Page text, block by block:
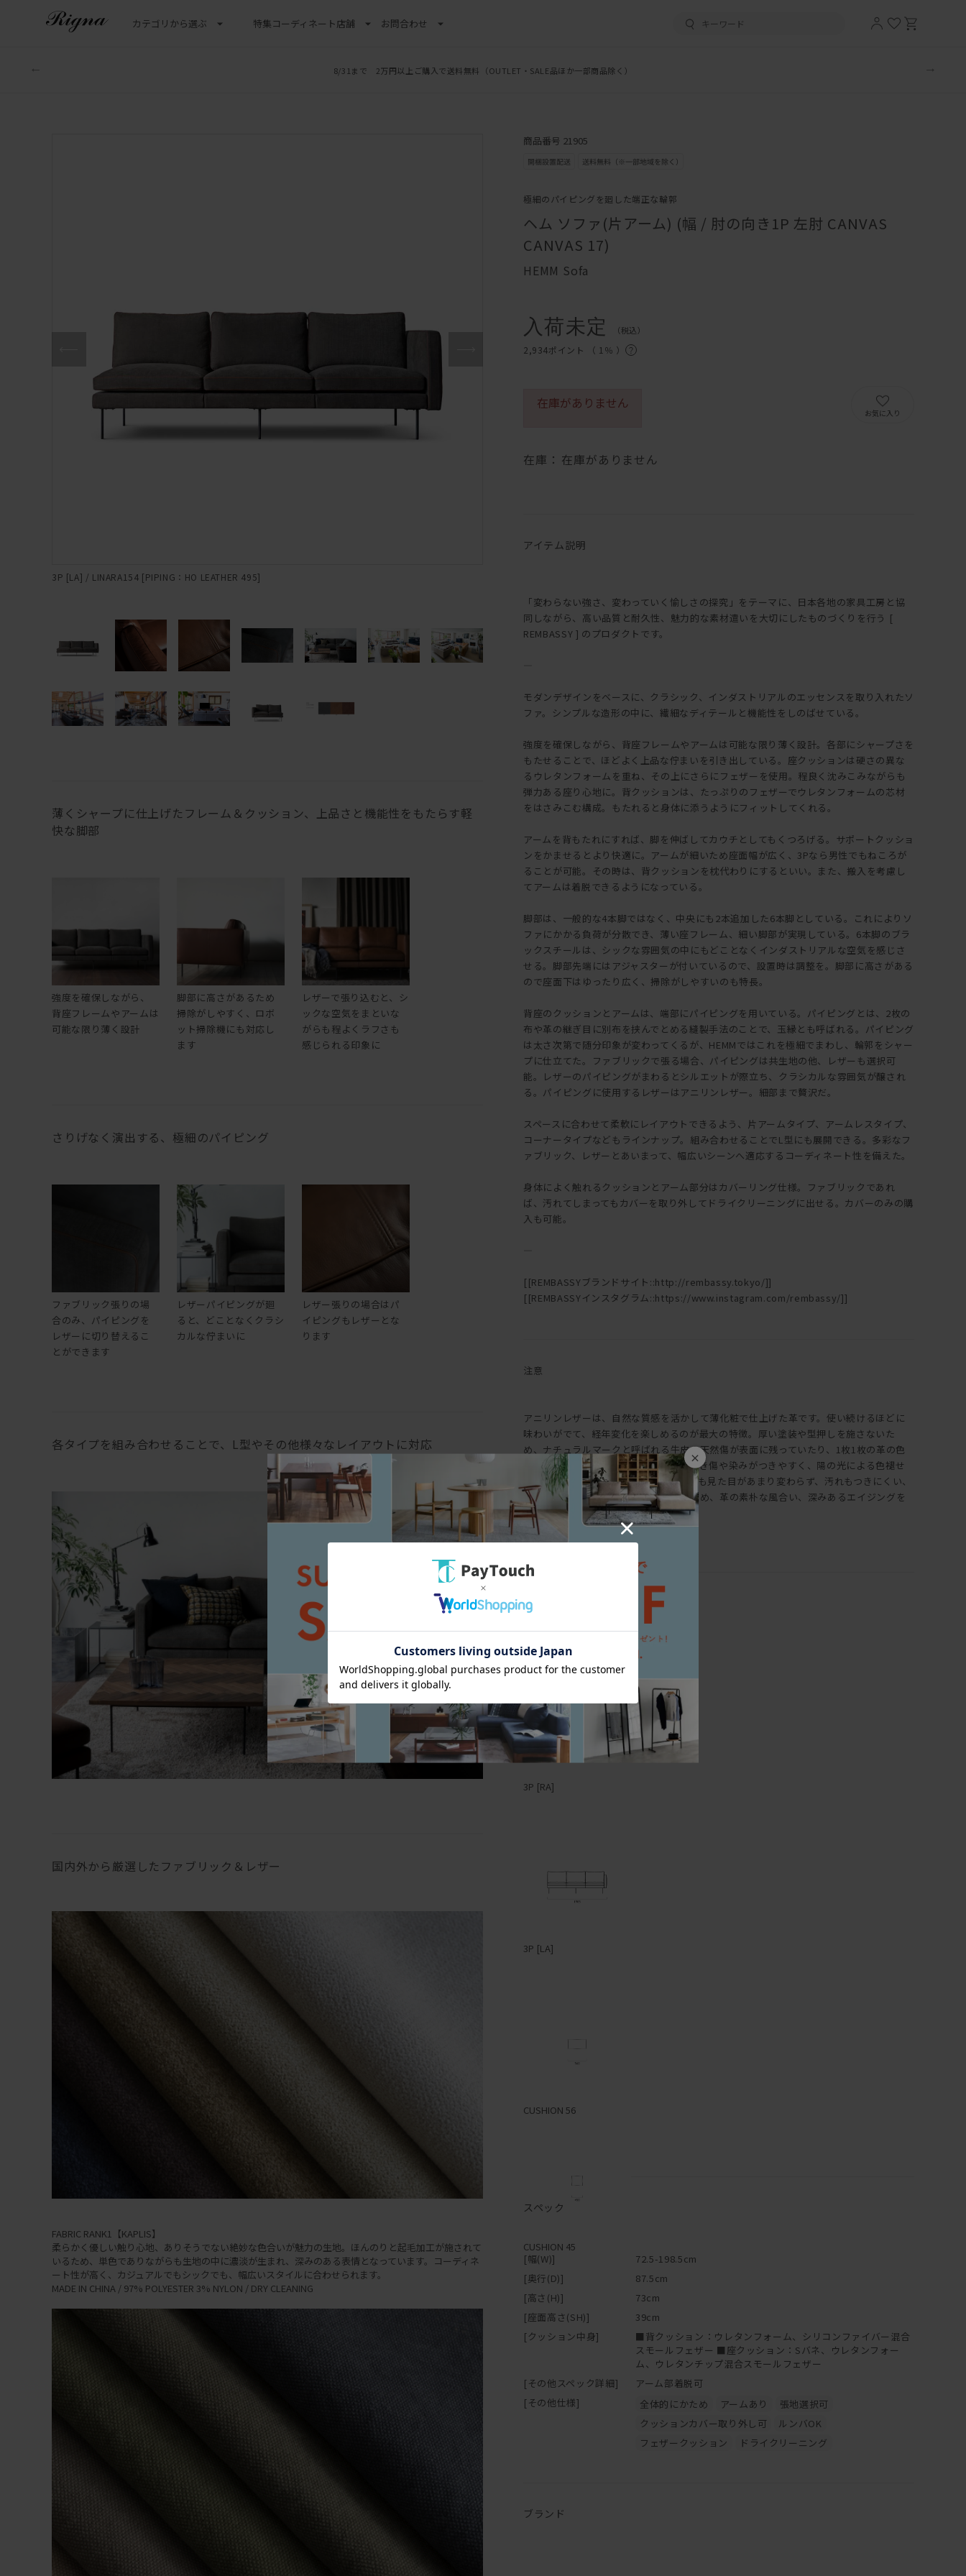
カテゴリから選ぶ 特集コーディネート店舗 お問合わせ
×
8/31まで 2万円以上ご購入で送料無料 （OUTLET・SALE品ほか一部商品除く）
3P [LA] / LINARA154 [PIPING：HO LEATHER 495]
薄くシャープに仕上げたフレーム＆クッション、上品さと機能性をもたらす軽
快な脚部
強度を確保しながら、
背座フレームやアームは
可能な限り薄く設計
脚部に高さがあるため
掃除がしやすく、ロボ
ット掃除機にも対応し
ます
レザーで張り込むと、シ
ックな空気をまといな
がらも程よくラフさも
感じられる印象に
さりげなく演出する、極細のパイピング
ファブリック張りの場
合のみ、パイピングを
レザーに切り替えるこ
とができます
レザーパイピングが廻
ると、どことなくクラシ
カルな佇まいに
レザー張りの場合はパ
イピングもレザーとな
ります
各タイプを組み合わせることで、L型やその他様々なレイアウトに対応
国内外から厳選したファブリック＆レザー
FABRIC RANK1【KAPLIS】
柔らかく優しい触り心地、ありそうでない絶妙な色合いが魅力の生地。ほんのりと起毛加工が施されて
いるため、単色でありながらも生地の中に濃淡が生まれ、深みのある表情となっています。コーディネ
ート性が高く、カジュアルでもシックでも、幅広いスタイルに合わせられます。
MADE IN CHINA / 97% POLYESTER 3% NYLON / DRY CLEANING
商品番号 21905
極細のパイピングを廻した端正な輪郭
ヘム ソファ(片アーム) (幅 / 肘の向き1P 左肘 CANVAS
CANVAS 17)
HEMM Sofa
入荷未定 （税込）
2,934ポイント （ 1％ ）
在庫： 在庫がありません
在庫がありません
お気に入り
アイテム説明
「変わらない強さ、変わっていく愉しさの探究」をテーマに、日本各地の家具工房と協
同しながら、高い品質と耐久性、魅力的な素材遣いを大切にしたものづくりを行う [
REMBASSY ] のプロダクトです。
モダンデザインをベースに、クラシック、インダストリアルのエッセンスを取り入れたソ
ファ。シンプルな造形の中に、繊細なディテールと機能性をしのばせている。
強度を確保しながら、背座フレームやアームは可能な限り薄く設計。各部にシャープさを
もたせることで、ほどよく上品な佇まいを引き出している。座クッションは硬さの異な
るウレタンフォームを重ね、その上にさらにフェザーを使用。程良く沈みこみながらも
弾力ある座り心地に。背クッションは、たっぷりのフェザーでウレタンフォームの芯材
をはさみこむ構成。もたれると身体に添うようにフィットしてくれる。
アームを背もたれにすれば、脚を伸ばしてカウチとしてもくつろげる。サポートクッショ
ンをかませるとより快適に。アームが細いため座面幅が広く、3Pなら男性でもねころが
ることが可能。その時は、背クッションを枕代わりにするといい。また、搬入を考慮し
てアームは着脱できるようになっている。
脚部は、一般的な4本脚ではなく、中央にも2本追加した6本脚としている。これによりソ
ファにかかる負荷が分散でき、薄い座フレーム、細い脚部が実現している。6本脚のブラ
ックスチールは、シックな雰囲気の中にもどことなくインダストリアルな空気を感じさ
せる。脚部先端にはアジャスターが付いているので、設置時は調整を。脚部に高さがある
ので座面下はゆったり広く、掃除がしやすいのも特長。
背座のクッションとアームは、端部にパイピングを用いている。パイピングとは、2枚の
布や革の継ぎ目に別布を挟んでとめる縫製手法のことで、玉縁とも呼ばれる。パイピング
は太さ次第で随分印象が変わってくるが、HEMMではこれを極細でまわし、輪郭をシャー
プに仕立てた。ファブリックで張る場合、パイピングは共生地の他、レザーも選択可
能。レザーのパイピングがまわるとシルエットが際立ち、クラシカルな雰囲気が醸され
る。パイピングに使用するレザーはアニリンレザー。細部まで贅沢だ。
スペースに合わせて柔軟にレイアウトできるよう、片アームタイプ、アームレスタイプ、
コーナータイプなどもラインナップ。組み合わせることでL型にも展開できる。多彩なフ
ァブリック、レザーとあいまって、幅広いシーンへ適応するコーディネート性を備えた。
身体によく触れるクッションとアーム部分はカバーリング仕様。ファブリックであれ
ば、汚れてしまってもカバーを取り外してドライクリーニングに出せる。カバーのみの購
入も可能。
[[REMBASSYブランドサイト::http://rembassy.tokyo/]]
[[REMBASSYインスタグラム::https://www.instagram.com/rembassy/]]
注意
アニリンレザーは、自然な質感を活かして薄化粧で仕上げた革です。使い続けるほどに
味わいがでて、経年変化を楽しめるのが最大の特徴。厚い塗装や型押しを施さないた
め、ナチュラルマークと呼ばれる牛皮の天然傷が表面に残っていたり、1枚1枚の革の色
味にバラつきがあります。また、ひっかき傷や染みがつきやすく、陽の光による色褪せ
も生じます。均一な表面で、使い続けても見た目があまり変わらず、汚れもつきにくい、
というような一般的な革とは全く違うため、革の素朴な風合い、深みあるエイジングを
求める方におすすめです。
三面図
3P [RA]
3P [LA]
CUSHION 56
CUSHION 45
スペック
[幅(W)]
72.5-198.5cm
[奥行(D)]
87.5cm
[高さ(H)]
73cm
[座面高さ(SH)]
39cm
[クッション中身]
■背クッション：ウレタンフォーム、シリコンファイバー混合
スモールフェザー ■座クッション：Sバネ、ウレタンフォー
ム、ウレタンチップ混合スモールフェザー
[その他スペック詳細]
アーム部着脱可
[その他仕様]
全体的にかため アームあり
張地選択可
クッションカバー取り外し可
ルンバOK
フェザークッション
ドライクリーニング
ブランド